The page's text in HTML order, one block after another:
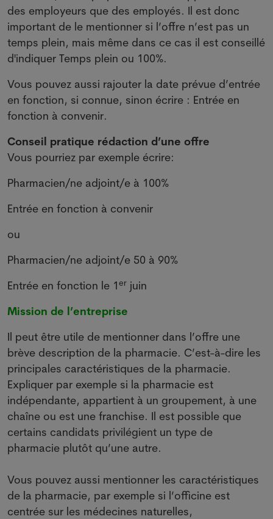
des employeurs que des employés. Il est donc
important de le mentionner si l’offre n’est pas un
temps plein, mais même dans ce cas il est conseillé
d'indiquer Temps plein ou 100%.
Vous pouvez aussi rajouter la date prévue d’entrée
en fonction, si connue, sinon écrire : Entrée en
fonction à convenir.
Conseil pratique rédaction d’une offre
Vous pourriez par exemple écrire:
Pharmacien/ne adjoint/e à 100%
Entrée en fonction à convenir
ou
Pharmacien/ne adjoint/e 50 à 90%
Entrée en fonction le 1er juin
Mission de l’entreprise
Il peut être utile de mentionner dans l’offre une
brève description de la pharmacie. C’est-à-dire les
principales caractéristiques de la pharmacie.
Expliquer par exemple si la pharmacie est
indépendante, appartient à un groupement, à une
chaîne ou est une franchise. Il est possible que
certains candidats privilégient un type de
pharmacie plutôt qu’une autre.
Vous pouvez aussi mentionner les caractéristiques
de la pharmacie, par exemple si l’officine est
centrée sur les médecines naturelles,